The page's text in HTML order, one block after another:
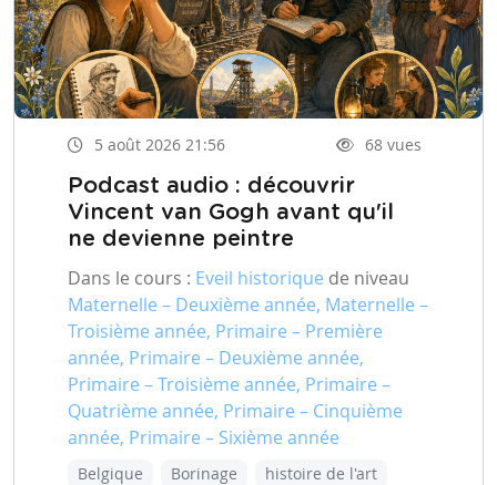
5 août 2026 21:56 68 vues
Podcast audio : découvrir
Vincent van Gogh avant qu'il
ne devienne peintre
Dans le cours : Eveil historique de niveau
Maternelle – Deuxième année, Maternelle –
Troisième année, Primaire – Première
année, Primaire – Deuxième année,
Primaire – Troisième année, Primaire –
Quatrième année, Primaire – Cinquième
année, Primaire – Sixième année
Belgique Borinage
histoire de l'art